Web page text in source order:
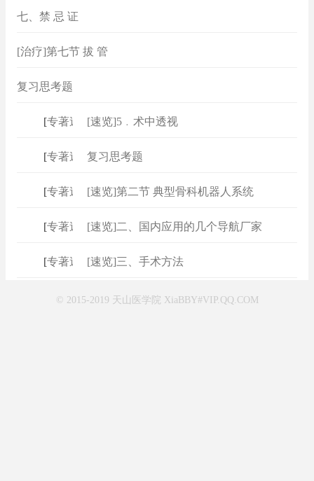
七、禁 忌 证
[治疗]第七节 拔 管
复习思考题
专著速查]
[速览]5﹒术中透视
专著速查]
复习思考题
专著速查]
[速览]第二节 典型骨科机器人系统
专著速查]
[速览]二、国内应用的几个导航厂家
专著速查]
[速览]三、手术方法
© 2015-2019 天山医学院 XiaBBY#VIP.QQ.COM